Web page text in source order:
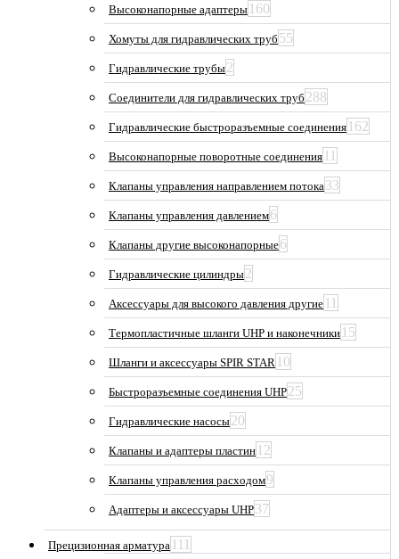
Высоконапорные адаптеры 160
Хомуты для гидравлических труб 55
Гидравлические трубы2
Соединители для гидравлических труб 288
Гидравлические быстроразъемные соединения 162
Высоконапорные поворотные соединения 11
Клапаны управления направлением потока33
Клапаны управления давлением6
Клапаны другие высоконапорные6
Гидравлические цилиндры2
Аксессуары для высокого давления другие 11
Термопластичные шланги UHP и наконечники 15
Шланги и аксессуары SPIR STAR 10
Быстроразъемные соединения UHP25
Гидравлические насосы20
Клапаны и адаптеры пластин 12
Клапаны управления расходом9
Адаптеры и аксессуары UHP37
Прецизионная арматура 111